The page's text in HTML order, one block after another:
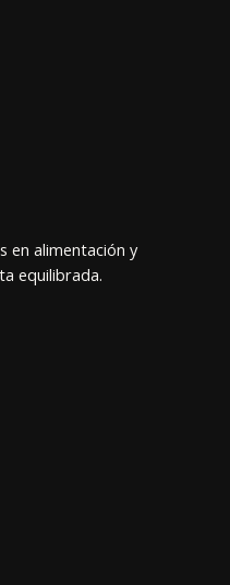
en alimentación y
equilibrada.